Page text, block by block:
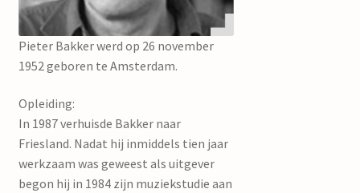
mijn account
Pieter Bakker werd op 26 november
1952 geboren te Amsterdam.
Opleiding:
In 1987 verhuisde Bakker naar
Friesland. Nadat hij inmiddels tien jaar
werkzaam was geweest als uitgever
begon hij in 1984 zijn muziekstudie aan